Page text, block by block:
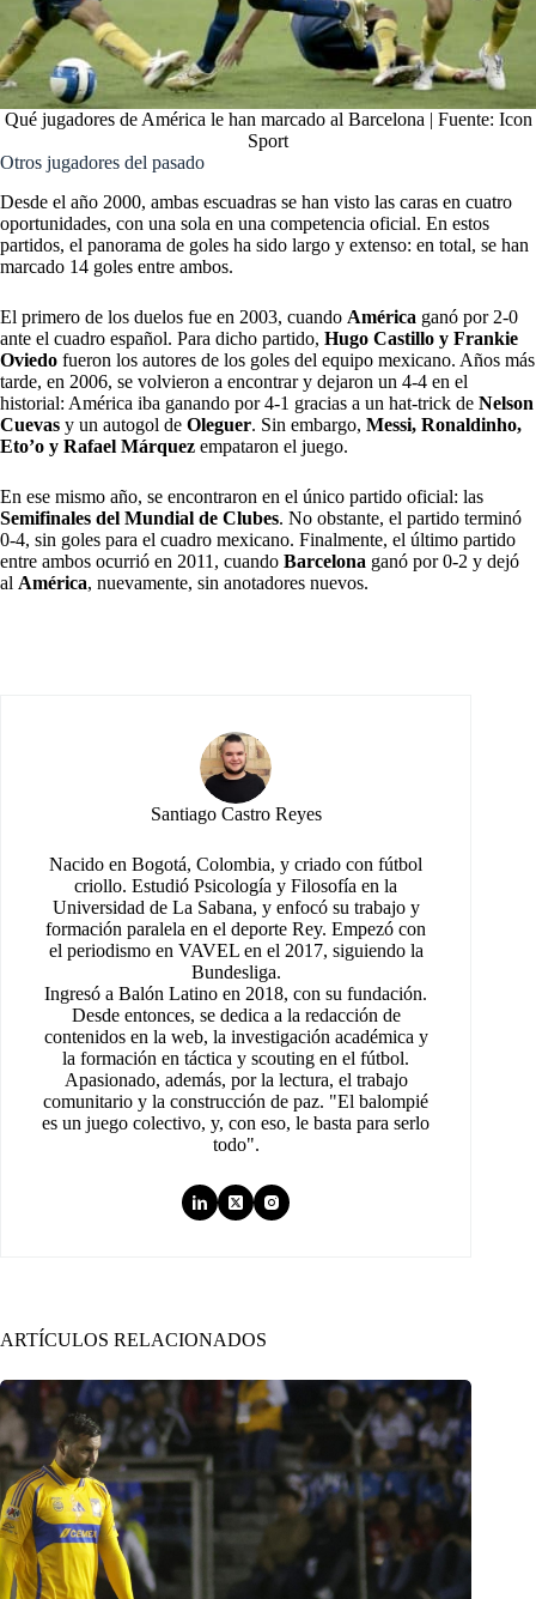
Qué jugadores de América le han marcado al Barcelona | Fuente: Icon
Sport
Otros jugadores del pasado
Desde el año 2000, ambas escuadras se han visto las caras en cuatro
oportunidades, con una sola en una competencia oficial. En estos
partidos, el panorama de goles ha sido largo y extenso: en total, se han
marcado 14 goles entre ambos.
El primero de los duelos fue en 2003, cuando América ganó por 2-0
ante el cuadro español. Para dicho partido, Hugo Castillo y Frankie
Oviedo fueron los autores de los goles del equipo mexicano. Años más
tarde, en 2006, se volvieron a encontrar y dejaron un 4-4 en el
historial: América iba ganando por 4-1 gracias a un hat-trick de Nelson
Cuevas y un autogol de Oleguer. Sin embargo, Messi, Ronaldinho,
Eto’o y Rafael Márquez empataron el juego.
En ese mismo año, se encontraron en el único partido oficial: las
Semifinales del Mundial de Clubes. No obstante, el partido terminó
0-4, sin goles para el cuadro mexicano. Finalmente, el último partido
entre ambos ocurrió en 2011, cuando Barcelona ganó por 0-2 y dejó
al América, nuevamente, sin anotadores nuevos.
Santiago Castro Reyes
Nacido en Bogotá, Colombia, y criado con fútbol
criollo. Estudió Psicología y Filosofía en la
Universidad de La Sabana, y enfocó su trabajo y
formación paralela en el deporte Rey. Empezó con
el periodismo en VAVEL en el 2017, siguiendo la
Bundesliga.
Ingresó a Balón Latino en 2018, con su fundación.
Desde entonces, se dedica a la redacción de
contenidos en la web, la investigación académica y
la formación en táctica y scouting en el fútbol.
Apasionado, además, por la lectura, el trabajo
comunitario y la construcción de paz. "El balompié
es un juego colectivo, y, con eso, le basta para serlo
todo".
ARTÍCULOS RELACIONADOS